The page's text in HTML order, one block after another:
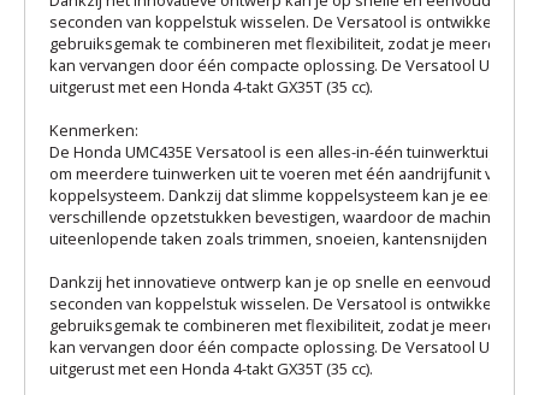
seconden van koppelstuk wisselen. De Versatool is ontwikkeld om
gebruiksgemak te combineren met flexibiliteit, zodat je meerdere
kan vervangen door één compacte oplossing. De Versatool
uitgerust met een Honda 4-takt GX35T (35 cc).
Kenmerken:
De Honda UMC435E Versatool is een alles-in-één tuinwerktuig dat
om meerdere tuinwerken uit te voeren met één aandrijfunit via
koppelsysteem. Dankzij dat slimme koppelsysteem kan je
verschillende opzetstukken bevestigen, waardoor de machine
uiteenlopende taken zoals trimmen, snoeien, kantensnijden en
Dankzij het innovatieve ontwerp kan je op snelle en eenvoudige
seconden van koppelstuk wisselen. De Versatool is ontwikkeld om
gebruiksgemak te combineren met flexibiliteit, zodat je meerdere
kan vervangen door één compacte oplossing. De Versatool
uitgerust met een Honda 4-takt GX35T (35 cc).